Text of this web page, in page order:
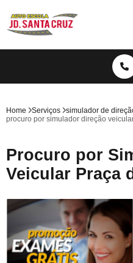
Home Serviços simulador de
procuro por simulador direção
Procuro por
Veicular Praça